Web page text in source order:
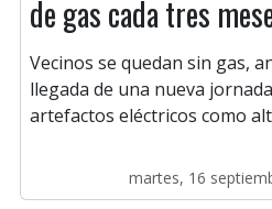
de gas cada tres
Vecinos se quedan sin gas,
llegada de una nueva
artefactos eléctricos como
martes, 16